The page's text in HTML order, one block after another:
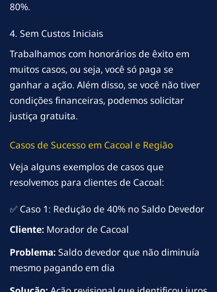
80%.
4. Sem Custos Iniciais
Trabalhamos com honorários de êxito em
muitos casos, ou seja, você só paga se
ganhar a ação. Além disso, se você não tiver
condições financeiras, podemos solicitar
justiça gratuita.
Casos de Sucesso em Cacoal e Região
Veja alguns exemplos de casos que
resolvemos para clientes de Cacoal:
✅ Caso 1: Redução de 40% no Saldo Devedor
Cliente: Morador de Cacoal
Problema: Saldo devedor que não diminuía
mesmo pagando em dia